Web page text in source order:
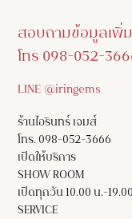
สอบถามข้อมูลเพิ่
โทร 098-052-
LINE @iringems
ร้านไอรินทร์ เจมส์
โทร. 098-052-3666
เปิดให้บริการ
SHOW ROOM
เปิดทุกวัน 10.00 น.-
SERVICE